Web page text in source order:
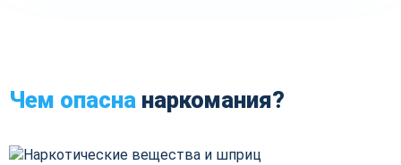
Чем опасна наркомания?